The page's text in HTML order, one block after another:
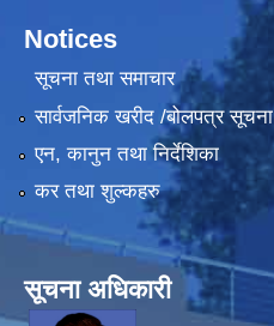
Notices
सूचना तथा समाचार
सार्वजनिक खरीद /बोलपत्र सूचना
एन, कानुन तथा निर्देशिका
कर तथा शुल्कहरु
सूचना अधिकारी